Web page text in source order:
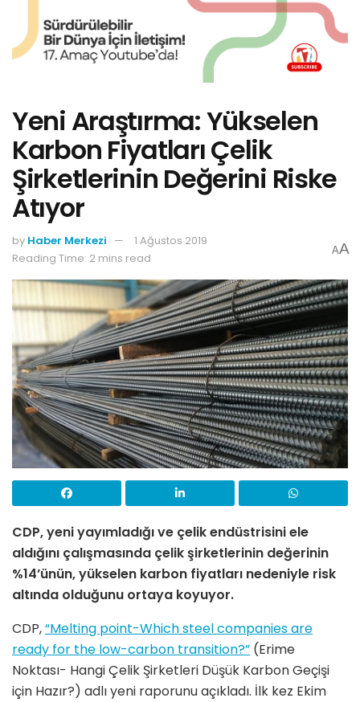
Yeni Araştırma: Yükselen
Karbon Fiyatları Çelik
Şirketlerinin Değerini Riske
Atıyor
by Haber Merkezi
1 Ağustos 2019
Reading Time: 2 mins read
AA
CDP, yeni yayımladığı ve çelik endüstrisini ele
aldığını çalışmasında çelik şirketlerinin değerinin
%14’ünün, yükselen karbon fiyatları nedeniyle risk
altında olduğunu ortaya koyuyor.
CDP,“Melting point-Which steel companies are
ready for the low-carbon transition?” (Erime
Noktası- Hangi Çelik Şirketleri Düşük Karbon Geçişi
için Hazır?) adlı yeni raporunu açıkladı. İlk kez Ekim